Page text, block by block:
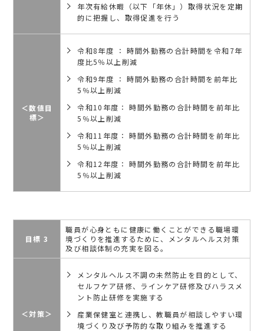
年次有給休暇（以下「年休」）取得状況を定期
的に把握し、取得促進を行う
＜数値目
標＞
令和8年度 ： 時間外勤務の合計時間を令和7年
度比5％以上削減
令和9年度 ： 時間外勤務の合計時間を前年比
5％以上削減
令和10年度： 時間外勤務の合計時間を前年比
5％以上削減
令和11年度： 時間外勤務の合計時間を前年比
5％以上削減
令和12年度： 時間外勤務の合計時間を前年比
5％以上削減
目標 3
職員が心身ともに健康に働くことができる職場環
境づくりを推進するために、メンタルヘルス対策
及び相談体制の充実を図る。
＜対策＞
メンタルヘルス不調の未然防止を目的として、
セルフケア研修、ラインケア研修及びハラスメ
ント防止研修を実施する
産業保健室と連携し、教職員が相談しやすい環
境づくり及び予防的な取り組みを推進する